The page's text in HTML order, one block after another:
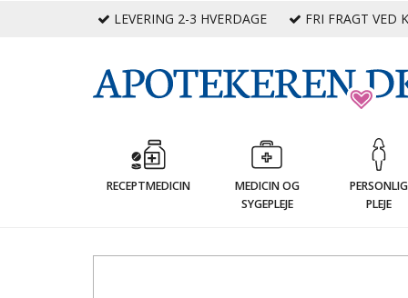
LEVERING 2-3 HVERDAGE FRI FRAGT VED
RECEPTMEDICIN
MEDICIN OG
SYGEPLEJE
PERSONLIG
PLEJE